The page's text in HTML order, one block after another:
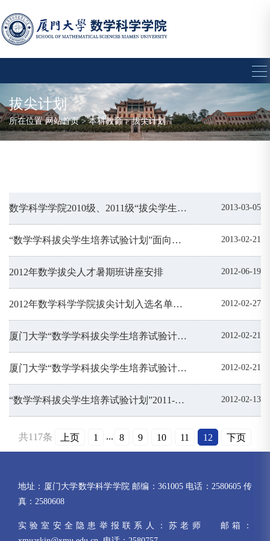
拔尖计划
所在位置网站首页>本科教育>拔尖计划
数学科学学院2010级、2011级“拔尖学生培养试验计划”补选学生的通知 2013-03-05
“数学学科拔尖学生培养试验计划”面向全校2012级本科生选拔生源的通知 2013-02-21
2012年数学拔尖人才暑期班讲座安排 2012-06-19
2012年数学科学学院拔尖计划入选名单公示通知 2012-02-27
厦门大学“数学学科拔尖学生培养试验计划”实施方案暨选拔拔尖人才通知 2012-02-21
厦门大学“数学学科拔尖学生培养试验计划”实施方案暨选拔拔尖人才通知 2012-02-21
“数学学科拔尖学生培养试验计划”2011-2012学年生源选拔方案（面向数学专业） 2012-02-13
共117条 上页 1 ... 8 9 10 11 12 下页
地址：厦门大学数学科学学院 邮编：361005 电话：2580605 传
真：2580608
实验室安全隐患举报联系人：苏老师 邮箱：